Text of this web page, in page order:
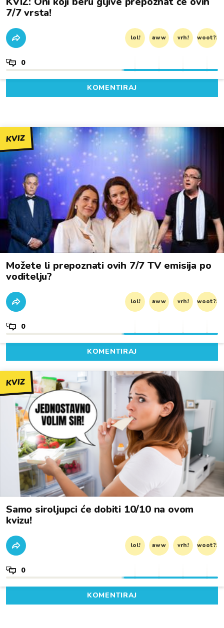
7/7 vrsta!
lol! aww vrh! woot?!
0
KOMENTIRAJ
KVIZ
Možete li prepoznati ovih 7/7 TV emisija po
voditelju?
lol! aww vrh! woot?!
0
KOMENTIRAJ
KVIZ
Samo siroljupci će dobiti 10/10 na ovom
kvizu!
lol! aww vrh! woot?!
0
KOMENTIRAJ